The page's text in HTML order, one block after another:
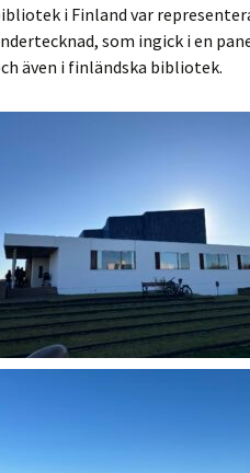
i Finland var
som ingick i en
även i finländska bibliotek.